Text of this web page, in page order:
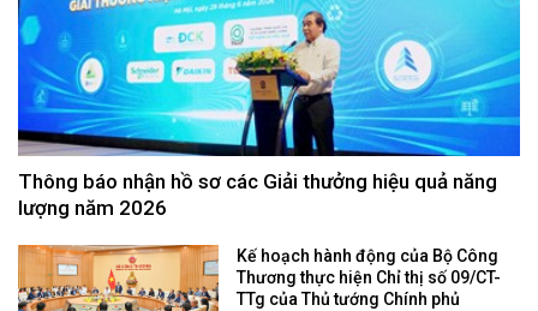
Thông báo nhận hồ sơ các Giải thưởng hiệu quả năng
lượng năm 2026
Kế hoạch hành động của Bộ Công
Thương thực hiện Chỉ thị số 09/CT-
TTg của Thủ tướng Chính phủ